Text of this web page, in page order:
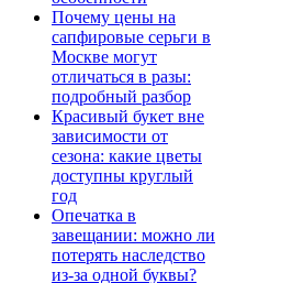
Почему цены на
сапфировые серьги в
Москве могут
отличаться в разы:
подробный разбор
Красивый букет вне
зависимости от
сезона: какие цветы
доступны круглый
год
Опечатка в
завещании: можно ли
потерять наследство
из-за одной буквы?